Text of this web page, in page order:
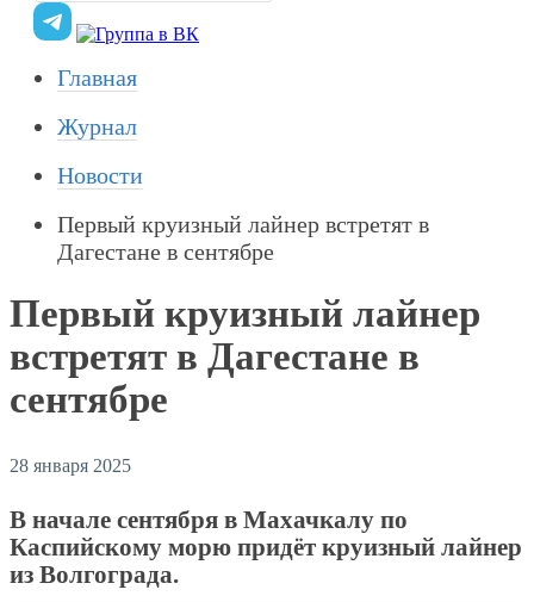
Главная
Журнал
Новости
Первый круизный лайнер встретят в
Дагестане в сентябре
Первый круизный лайнер
встретят в Дагестане в
сентябре
28 января 2025
В начале сентября в Махачкалу по
Каспийскому морю придёт круизный лайнер
из Волгограда.